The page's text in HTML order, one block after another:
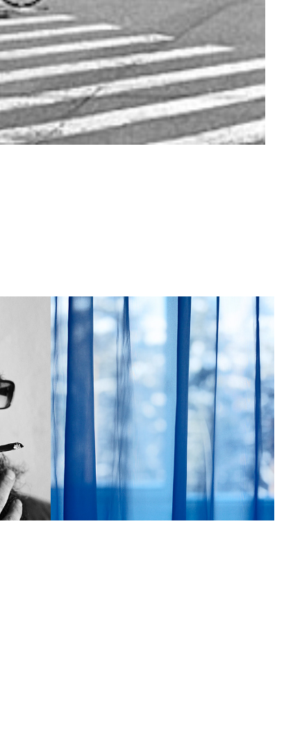
Hanty-Mansiysk/
Ханты-Мансийск
2022